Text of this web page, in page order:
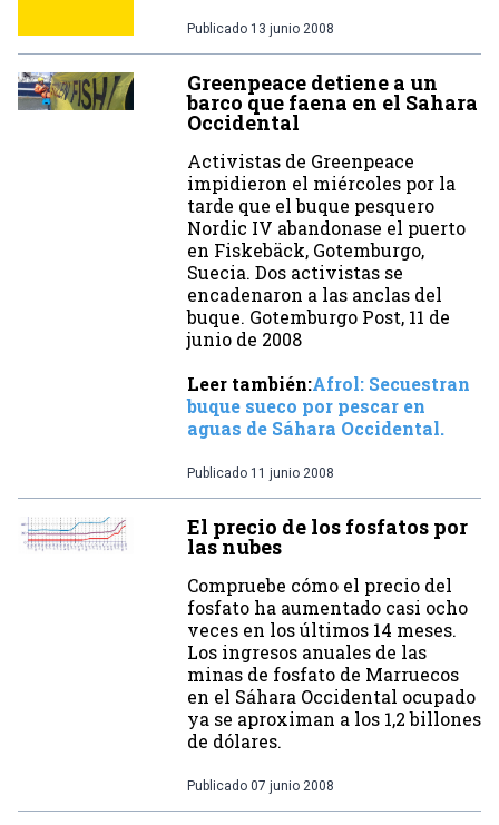
Publicado 13 junio 2008
Greenpeace detiene a un
barco que faena en el Sahara
Occidental
Activistas de Greenpeace
impidieron el miércoles por la
tarde que el buque pesquero
Nordic IV abandonase el puerto
en Fiskebäck, Gotemburgo,
Suecia. Dos activistas se
encadenaron a las anclas del
buque. Gotemburgo Post, 11 de
junio de 2008
Leer también:Afrol: Secuestran
buque sueco por pescar en
aguas de Sáhara Occidental.
Publicado 11 junio 2008
El precio de los fosfatos por
las nubes
Compruebe cómo el precio del
fosfato ha aumentado casi ocho
veces en los últimos 14 meses.
Los ingresos anuales de las
minas de fosfato de Marruecos
en el Sáhara Occidental ocupado
ya se aproximan a los 1,2 billones
de dólares.
Publicado 07 junio 2008